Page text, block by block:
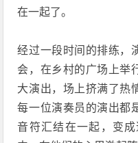
在一起了。
经过一段时间的排练，
会，在乡村的广场上举
大演出，场上挤满了热
每一位演奏员的演出都
音符汇结在一起，变